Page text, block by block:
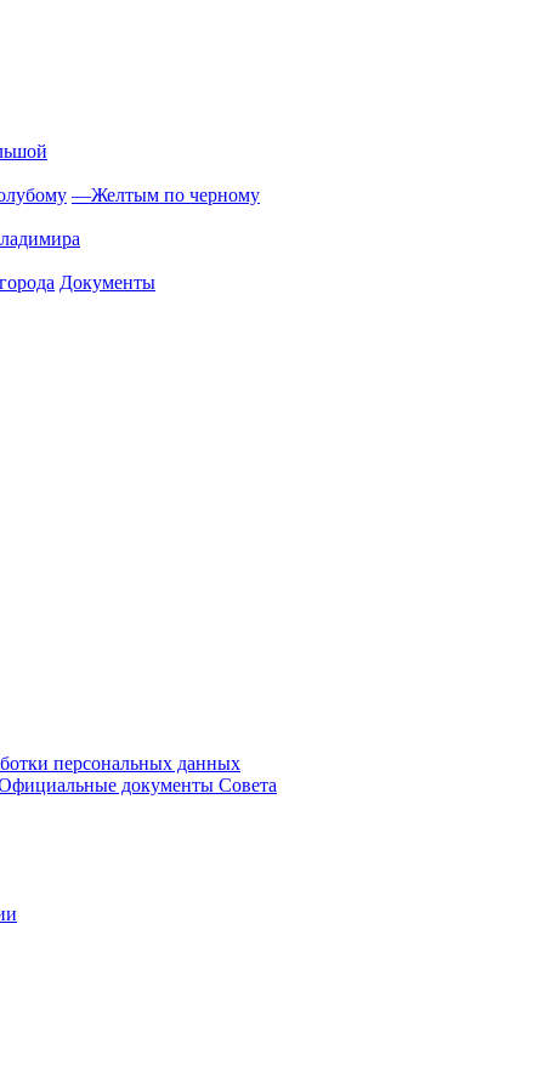
—Желтым по черному
Документы
персональных данных
документы Совета